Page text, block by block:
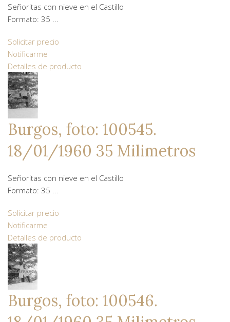
Señoritas con nieve en el Castillo
Formato: 35 ...
Solicitar precio
Notificarme
Detalles de producto
Burgos, foto: 100545.
18/01/1960 35 Milimetros
Señoritas con nieve en el Castillo
Formato: 35 ...
Solicitar precio
Notificarme
Detalles de producto
Burgos, foto: 100546.